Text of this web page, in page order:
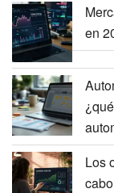
en
Los